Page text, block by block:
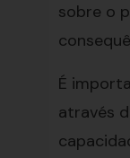
sobre o
É
através